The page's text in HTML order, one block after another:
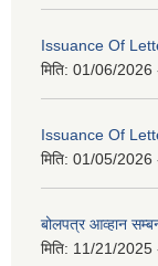
Issuance Of
मिति: 01/06/2026
Issuance Of
मिति: 01/05/2026
बोलपत्र आव्हान
मिति: 11/21/2025